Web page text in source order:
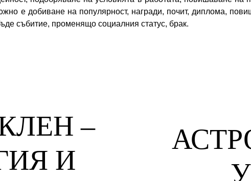
е добиване на популярност, награди, почит, диплома,
събитие, променящо социалния статус, брак.
–
И